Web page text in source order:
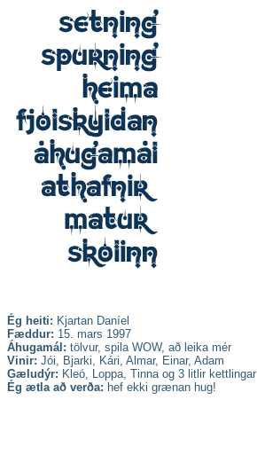
Ég heiti: Kjartan Daníel
Fæddur: 15. mars 1997
Áhugamál: tölvur, spila WOW, að leika mér
Vinir: Jói, Bjarki, Kári, Almar, Einar, Adam
Gæludýr: Kleó, Loppa, Tinna og 3 litlir kettlingar
Ég ætla að verða: hef ekki grænan hug!